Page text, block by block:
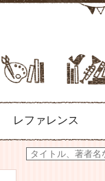
レファレンス